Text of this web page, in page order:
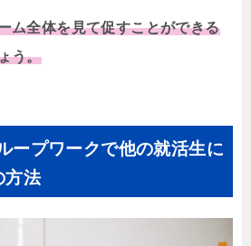
ム全体を見て促すことができる
う。
ープワークで他の就活生に
方法